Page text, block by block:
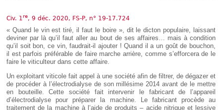
Civ. 1 re, 9 déc. 2020, FS-P, n° 19-17.724
« Quand le vin est tiré, il faut le boire », dit le dicton populaire, laissant
deviner par là qu’il faut aller au bout de ses affaires… mais à condition
qu’il soit bon, ce vin, faudrait-il ajouter ! Quand il a un goût de bouchon,
il est parfois préférable de faire marche arrière, comme s’efforcera de le
faire le viticulteur dans cette affaire.
Un exploitant viticole fait appel à une société afin de filtrer, de dégazer et
de procéder à l’électrodialyse de son millésime 2014 avant de le mettre
en bouteille. Cette société fait intervenir le fabricant de l’appareil
d’électrodialyse pour préparer la machine. Le fabricant procède au
traitement de la machine à l’aide de produits – acide nitrique et lessive